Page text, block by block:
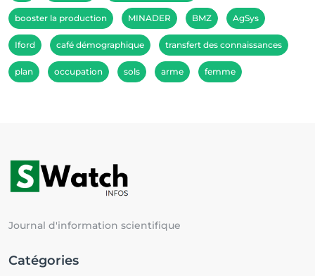
booster la production MINADER BMZ AgSys
Iford café démographique transfert des connaissances
plan occupation sols arme femme
Journal d'information scientifique
Catégories